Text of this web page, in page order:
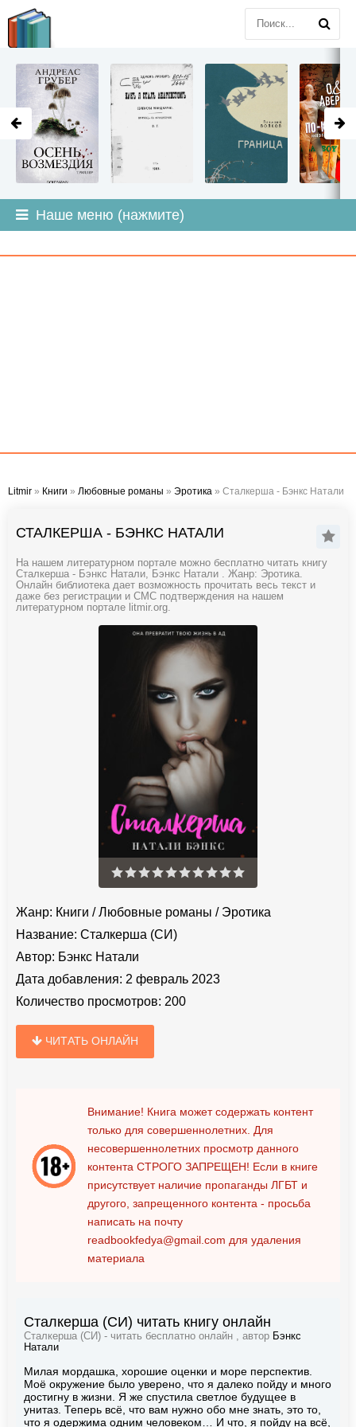
Наше меню (нажмите)
Litmir » Книги » Любовные романы » Эротика » Сталкерша - Бэнкс Натали
СТАЛКЕРША - БЭНКС НАТАЛИ
На нашем литературном портале можно бесплатно читать книгу
Сталкерша - Бэнкс Натали, Бэнкс Натали . Жанр: Эротика.
Онлайн библиотека дает возможность прочитать весь текст и
даже без регистрации и СМС подтверждения на нашем
литературном портале litmir.org.
Жанр: Книги /Любовные романы / Эротика
Название: Сталкерша (СИ)
Автор: Бэнкс Натали
Дата добавления: 2 февраль 2023
Количество просмотров: 200
ЧИТАТЬ ОНЛАЙН
Внимание! Книга может содержать контент
только для совершеннолетних. Для
несовершеннолетних просмотр данного
контента СТРОГО ЗАПРЕЩЕН! Если в книге
присутствует наличие пропаганды ЛГБТ и
другого, запрещенного контента - просьба
написать на почту
readbookfedya@gmail.com для удаления
материала
Сталкерша (СИ) читать книгу онлайн
Сталкерша (СИ) - читать бесплатно онлайн , автор Бэнкс
Натали
Милая мордашка, хорошие оценки и море перспектив.
Моё окружение было уверено, что я далеко пойду и много
достигну в жизни. Я же спустила светлое будущее в
унитаз. Теперь всё, что вам нужно обо мне знать, это то,
что я одержима одним человеком… И что, я пойду на всё,
LITMIR.ORG